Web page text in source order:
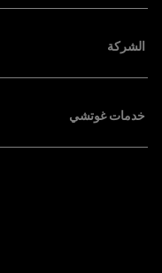
الشركة
خدمات غوتشي